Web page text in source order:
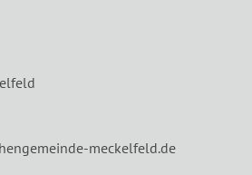
meckelfeld.de